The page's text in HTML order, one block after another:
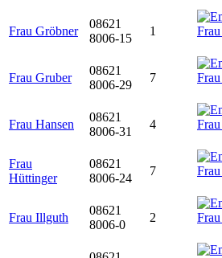
Frau Gröbner
08621
8006-15
1
Frau Gruber
08621
8006-29
7
Frau Hansen
08621
8006-31
4
Frau
Hüttinger
08621
8006-24
7
Frau Illguth
08621
8006-0
2